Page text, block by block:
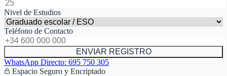
Nivel de Estudios
Teléfono de Contacto
ENVIAR REGISTRO
WhatsApp Directo: 695 750 305
Espacio Seguro y Encriptado